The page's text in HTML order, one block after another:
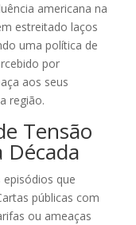
americana na
estreitado laços
uma política de
por
aos seus
região.
Tensão
Década
que
públicas com
ou ameaças